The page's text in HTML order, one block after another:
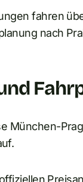
fahren
nach
München-